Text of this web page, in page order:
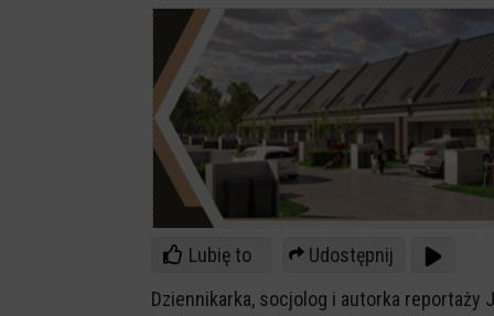
Lubię to
Udostępnij
Dziennikarka, socjolog i autorka reportaży